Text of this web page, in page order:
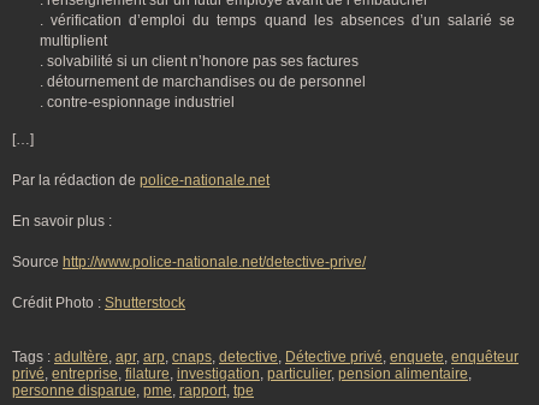
. vérification d’emploi du temps quand les absences d’un salarié se
multiplient
. solvabilité si un client n’honore pas ses factures
. détournement de marchandises ou de personnel
. contre-espionnage industriel
[…]
Par la rédaction de police-nationale.net
En savoir plus :
Source http://www.police-nationale.net/detective-prive/
Crédit Photo : Shutterstock
Tags : adultère, apr, arp, cnaps, detective, Détective privé, enquete, enquêteur
privé, entreprise, filature, investigation, particulier, pension alimentaire,
personne disparue, pme, rapport, tpe